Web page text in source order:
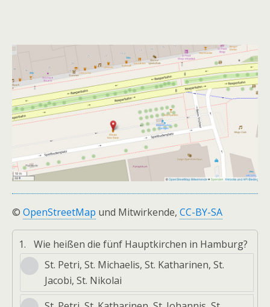
© OpenStreetMap und Mitwirkende, CC-BY-SA
1.
Wie heißen die fünf Hauptkirchen in Hamburg?
St. Petri, St. Michaelis, St. Katharinen, St.
Jacobi, St. Nikolai